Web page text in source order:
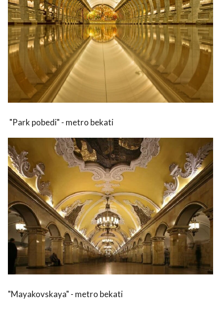
"Park pobedi" - metro bekati
"Mayakovskaya" - metro bekati